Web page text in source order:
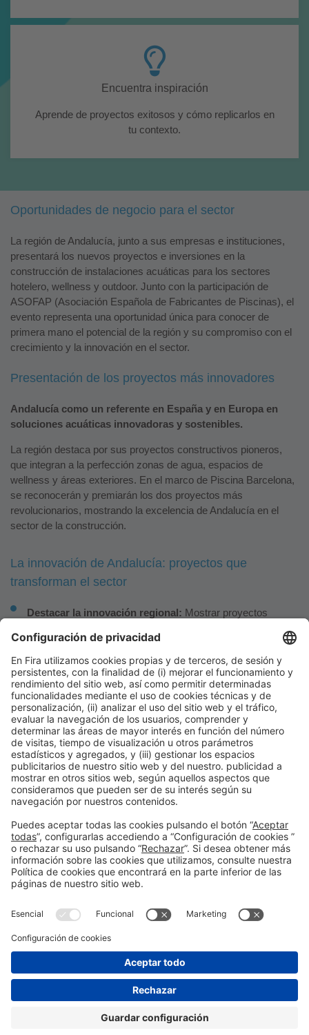
Encuentra inspiración
Aprende de proyectos exitosos y cómo replicarlos en
tu contexto.
Oportunidades de negocio para el sector
La región de Andalucía, junto a sus empresas e instituciones,
presentará los nuevos proyectos e inversiones en la
construcción de instalaciones acuáticas para los sectores
hotelero, wellness y outdoor. Junto con la participación de
ASOFAP (Asociación Española de Fabricantes de Piscinas), el
evento representa una oportunidad única para conocer de
primera mano el potencial de la región y su compromiso con el
crecimiento y la innovación en el sector.
Presentación de los proyectos más innovadores
Andalucía como un referente en España y en Europa en
soluciones acuáticas innovadoras y sostenibles.
La región destaca por sus proyectos constructivos pioneros,
que integran a la perfección zonas de agua, espacios de
wellness y áreas exteriores. En el marco de Piscina Barcelona,
se reconocerán y premiarán los dos proyectos más
revolucionarios, mostrando la excelencia de Andalucía en el
sector de la construcción.
La innovación de Andalucía: proyectos que
transforman el sector
Destacar la innovación regional: Mostrar proyectos
innovador de Andalucía en el sector.
Conectar proyectos internacionales:Presentar
soluciones desarrolladas en Andalucía a mercados
globales.
Fomentar el networking:Reunir empresas andaluzas,
asociaciones y líderes internacionales del sector.
Inspirar con casos de éxito:Demostrar el liderazgo
tecnológico y la sostenibilidad como señas de identidad de
la región.
Información generalAviso legalPolítica de privacidad
Política de cookies
en las redes sociales
Instagram?